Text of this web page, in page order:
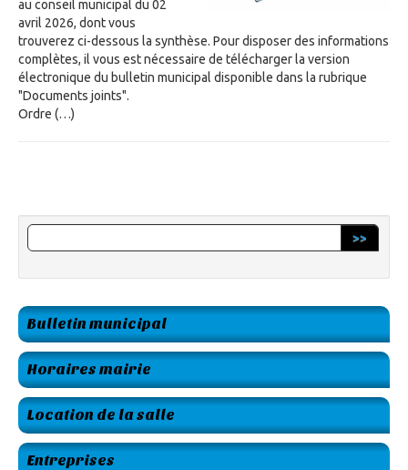
au conseil municipal du 02
avril 2026, dont vous
trouverez ci-dessous la synthèse. Pour disposer des informations
complètes, il vous est nécessaire de télécharger la version
électronique du bulletin municipal disponible dans la rubrique
"Documents joints".
Ordre (…)
>>
Bulletin municipal
Horaires mairie
Location de la salle
Entreprises